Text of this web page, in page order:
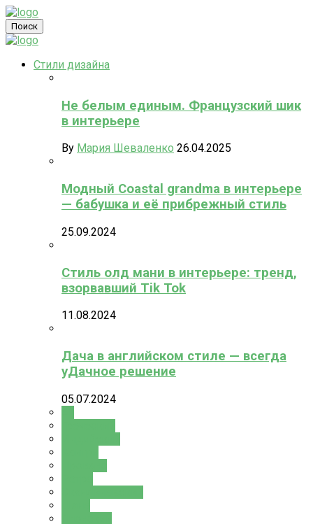
Поиск
Стили дизайна
Не белым единым. Французский шик
в интерьере
By Мария Шеваленко 26.04.2025
Модный Coastal grandma в интерьере
— бабушка и её прибрежный стиль
25.09.2024
Стиль олд мани в интерьере: тренд,
взорвавший Tik Tok
11.08.2024
Дача в английском стиле — всегда
уДачное решение
05.07.2024